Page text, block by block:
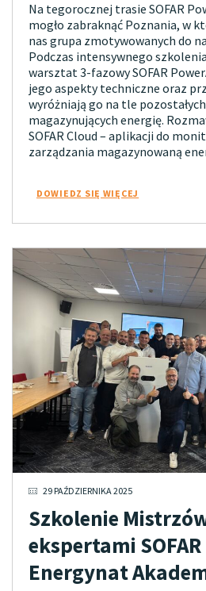
Na tegorocznej trasie SOFAR
mogło zabraknąć Poznania, w
nas grupa zmotywowanych do
Podczas intensywnego
warsztat 3-fazowy SOFAR
jego aspekty techniczne oraz
wyróżniają go na tle
magazynujących energię.
SOFAR Cloud – aplikacji do
zarządzania magazynowaną
DOWIEDZ SIĘ WIĘCEJ
29 PAŹDZIERNIKA 2025
Szkolenie
ekspertami
Energynat